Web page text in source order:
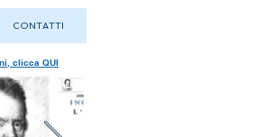
CONTATTI
clicca QUI